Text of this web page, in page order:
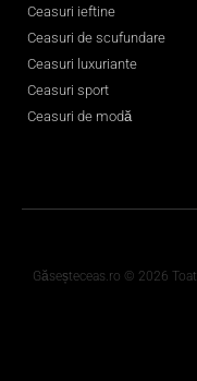
Ceasuri ieftine
Ceasuri de scufundare
Ceasuri luxuriante
Ceasuri sport
Ceasuri de modă
Găseșteceas.ro © 2026